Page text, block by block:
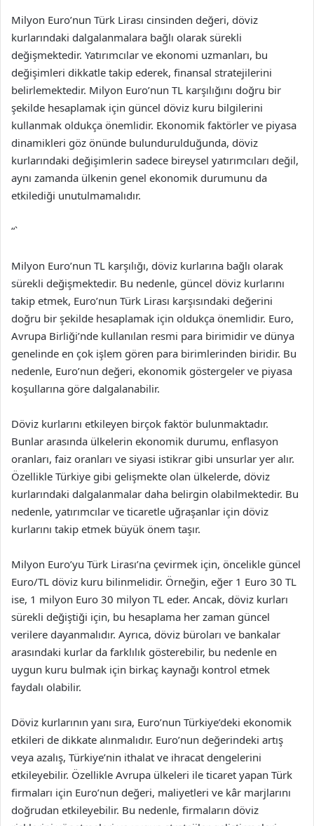
Milyon Euro’nun Türk Lirası cinsinden değeri, döviz
kurlarındaki dalgalanmalara bağlı olarak sürekli
değişmektedir. Yatırımcılar ve ekonomi uzmanları, bu
değişimleri dikkatle takip ederek, finansal stratejilerini
belirlemektedir. Milyon Euro’nun TL karşılığını doğru bir
şekilde hesaplamak için güncel döviz kuru bilgilerini
kullanmak oldukça önemlidir. Ekonomik faktörler ve piyasa
dinamikleri göz önünde bulundurulduğunda, döviz
kurlarındaki değişimlerin sadece bireysel yatırımcıları değil,
aynı zamanda ülkenin genel ekonomik durumunu da
etkilediği unutulmamalıdır.
“`
Milyon Euro’nun TL karşılığı, döviz kurlarına bağlı olarak
sürekli değişmektedir. Bu nedenle, güncel döviz kurlarını
takip etmek, Euro’nun Türk Lirası karşısındaki değerini
doğru bir şekilde hesaplamak için oldukça önemlidir. Euro,
Avrupa Birliği’nde kullanılan resmi para birimidir ve dünya
genelinde en çok işlem gören para birimlerinden biridir. Bu
nedenle, Euro’nun değeri, ekonomik göstergeler ve piyasa
koşullarına göre dalgalanabilir.
Döviz kurlarını etkileyen birçok faktör bulunmaktadır.
Bunlar arasında ülkelerin ekonomik durumu, enflasyon
oranları, faiz oranları ve siyasi istikrar gibi unsurlar yer alır.
Özellikle Türkiye gibi gelişmekte olan ülkelerde, döviz
kurlarındaki dalgalanmalar daha belirgin olabilmektedir. Bu
nedenle, yatırımcılar ve ticaretle uğraşanlar için döviz
kurlarını takip etmek büyük önem taşır.
Milyon Euro’yu Türk Lirası’na çevirmek için, öncelikle güncel
Euro/TL döviz kuru bilinmelidir. Örneğin, eğer 1 Euro 30 TL
ise, 1 milyon Euro 30 milyon TL eder. Ancak, döviz kurları
sürekli değiştiği için, bu hesaplama her zaman güncel
verilere dayanmalıdır. Ayrıca, döviz büroları ve bankalar
arasındaki kurlar da farklılık gösterebilir, bu nedenle en
uygun kuru bulmak için birkaç kaynağı kontrol etmek
faydalı olabilir.
Döviz kurlarının yanı sıra, Euro’nun Türkiye’deki ekonomik
etkileri de dikkate alınmalıdır. Euro’nun değerindeki artış
veya azalış, Türkiye’nin ithalat ve ihracat dengelerini
etkileyebilir. Özellikle Avrupa ülkeleri ile ticaret yapan Türk
firmaları için Euro’nun değeri, maliyetleri ve kâr marjlarını
doğrudan etkileyebilir. Bu nedenle, firmaların döviz